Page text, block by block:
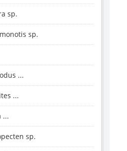
sp.
sp.
...
...
...
sp.